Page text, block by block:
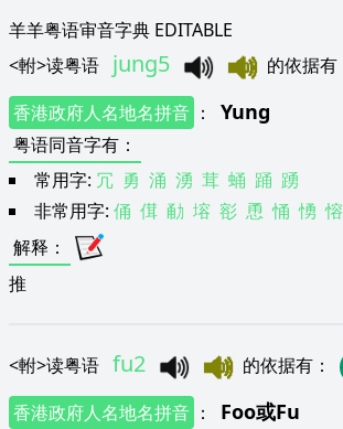
羊羊粤语审音字典 EDITABLE
<軵>读粤语 jung5 的依据有
香港政府人名地名拼音 ： Yung
粤语同音字有 ：
常用字: 冗 勇 涌 湧 茸 蛹 踊 踴
非常用字: 俑 傇 勈 塎 彮 恿 悀 愑 愹
解释 ：
推
<軵>读粤语 fu2 的依据有 ：
香港政府人名地名拼音 ： Foo或Fu